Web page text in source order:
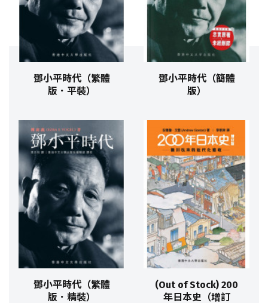
鄧小平時代（繁體
版．平裝）
鄧小平時代（簡體
版）
鄧小平時代（繁體
版．精裝）
(Out of Stock) 200
年日本史（增訂